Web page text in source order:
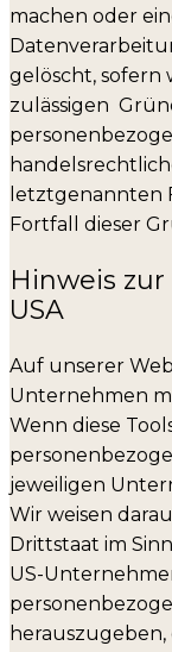
machen oder
gelöscht, sofern
zulässigen
letztgenannten
Fortfall dieser
Hinweis
USA
Auf unserer
Unternehmen
Wenn diese
jeweiligen
Wir weisen
Drittstaat im
US-
herauszugeben,